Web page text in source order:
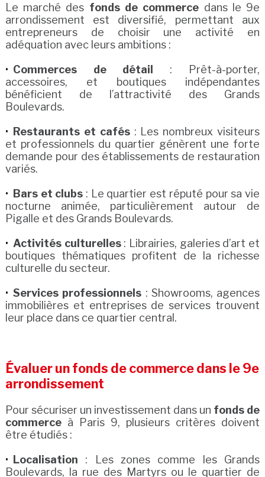
Le marché des fonds de commerce dans le 9e
arrondissement est diversifié, permettant aux
entrepreneurs de choisir une activité en
adéquation avec leurs ambitions :
Commerces de détail : Prêt-à-porter,
accessoires, et boutiques indépendantes
bénéficient de l’attractivité des Grands
Boulevards.
Restaurants et cafés: Les nombreux visiteurs
et professionnels du quartier génèrent une forte
demande pour des établissements de restauration
variés.
Bars et clubs : Le quartier est réputé pour sa vie
nocturne animée, particulièrement autour de
Pigalle et des Grands Boulevards.
Activités culturelles: Librairies, galeries d’art et
boutiques thématiques profitent de la richesse
culturelle du secteur.
Services professionnels : Showrooms, agences
immobilières et entreprises de services trouvent
leur place dans ce quartier central.
Évaluer un fonds de commerce dans le 9e
arrondissement
Pour sécuriser un investissement dans un fonds de
commerceà Paris 9, plusieurs critères doivent
être étudiés :
Localisation : Les zones comme les Grands
Boulevards, la rue des Martyrs ou le quartier de